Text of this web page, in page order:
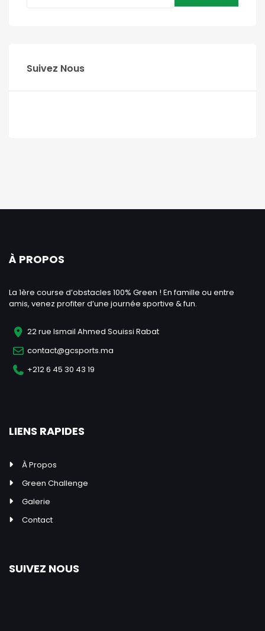
Suivez Nous
À PROPOS
La 1ère course d’obstacles 100% Green ! En famille ou entre
amis, venez profiter d’une journée sportive & fun.
22 rue Ismail Ahmed Souissi Rabat
contact@gcsports.ma
+212 6 45 30 43 19
LIENS RAPIDES
À Propos
Green Challenge
Galerie
Contact
SUIVEZ NOUS